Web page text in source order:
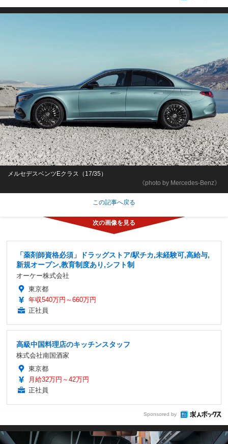
《photo by Mercedes-Benz》
メルセデスベンツEクラス（17/35）
この記事へ戻る
「薬剤師資格必須」ドラッグストア/駅チカ,未経験可,高給与,
新規オープン,教育制度あり,シフト制
オーケー株式会社
東京都
年収540万円～660万円
正社員
高級中国料理店のキッチンスタッフ
株式会社南国酒家
東京都
月給32万円～42万円
正社員
Sponsored by